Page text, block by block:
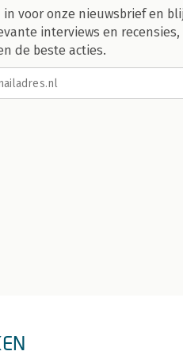
in voor onze nieuwsbrief en
interviews en
de beste acties.